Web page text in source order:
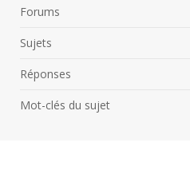
Forums
Sujets
Réponses
Mot-clés du sujet